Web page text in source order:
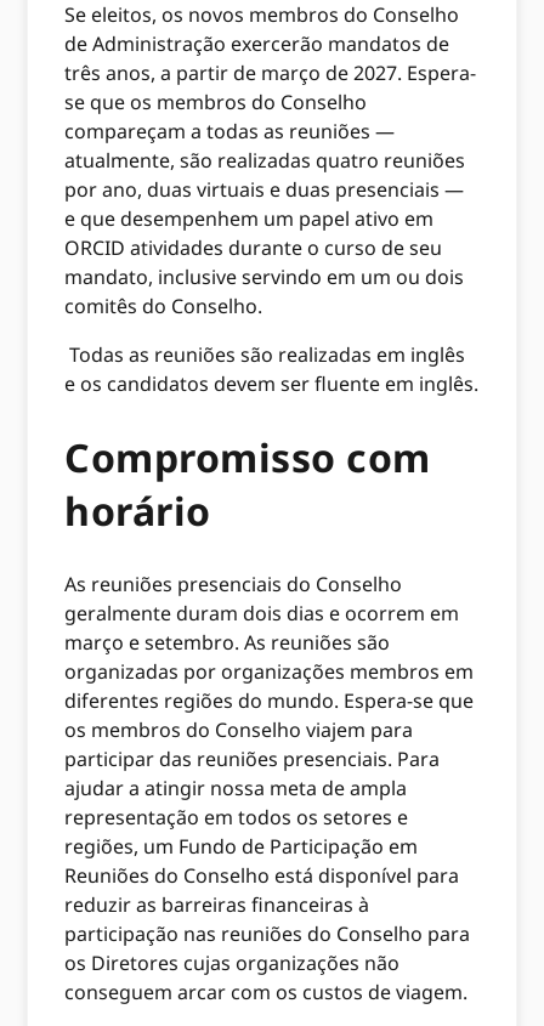
Se eleitos, os novos membros do Conselho
de Administração exercerão mandatos de
três anos, a partir de março de 2027. Espera-
se que os membros do Conselho
compareçam a todas as reuniões —
atualmente, são realizadas quatro reuniões
por ano, duas virtuais e duas presenciais —
e que desempenhem um papel ativo em
ORCID atividades durante o curso de seu
mandato, inclusive servindo em um ou dois
comitês do Conselho.
Todas as reuniões são realizadas em inglês
e os candidatos devem ser fluente em inglês.
Compromisso com
horário
As reuniões presenciais do Conselho
geralmente duram dois dias e ocorrem em
março e setembro. As reuniões são
organizadas por organizações membros em
diferentes regiões do mundo. Espera-se que
os membros do Conselho viajem para
participar das reuniões presenciais. Para
ajudar a atingir nossa meta de ampla
representação em todos os setores e
regiões, um Fundo de Participação em
Reuniões do Conselho está disponível para
reduzir as barreiras financeiras à
participação nas reuniões do Conselho para
os Diretores cujas organizações não
conseguem arcar com os custos de viagem.